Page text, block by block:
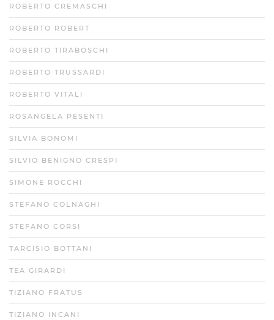
ROBERTO CREMASCHI
ROBERTO ROBERT
ROBERTO TIRABOSCHI
ROBERTO TRUSSARDI
ROBERTO VITALI
ROSANGELA PESENTI
SILVIA BONOMI
SILVIO BENIGNO CRESPI
SIMONE ROCCHI
STEFANO COLNAGHI
STEFANO CORSI
TARCISIO BOTTANI
TEA GIRARDI
TIZIANO FRATUS
TIZIANO INCANI